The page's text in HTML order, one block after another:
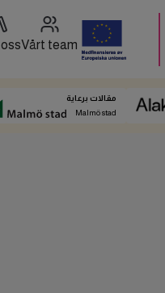
Vårt team
مقالات برعاية
Malmö stad